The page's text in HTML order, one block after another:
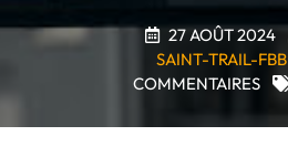
27 AOÛT 2024
SAINT-TRAIL-FBB
COMMENTAIRES